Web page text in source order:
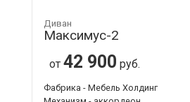
Диван
Максимус-2
от 42 900 руб.
Фабрика - Мебель Холдинг